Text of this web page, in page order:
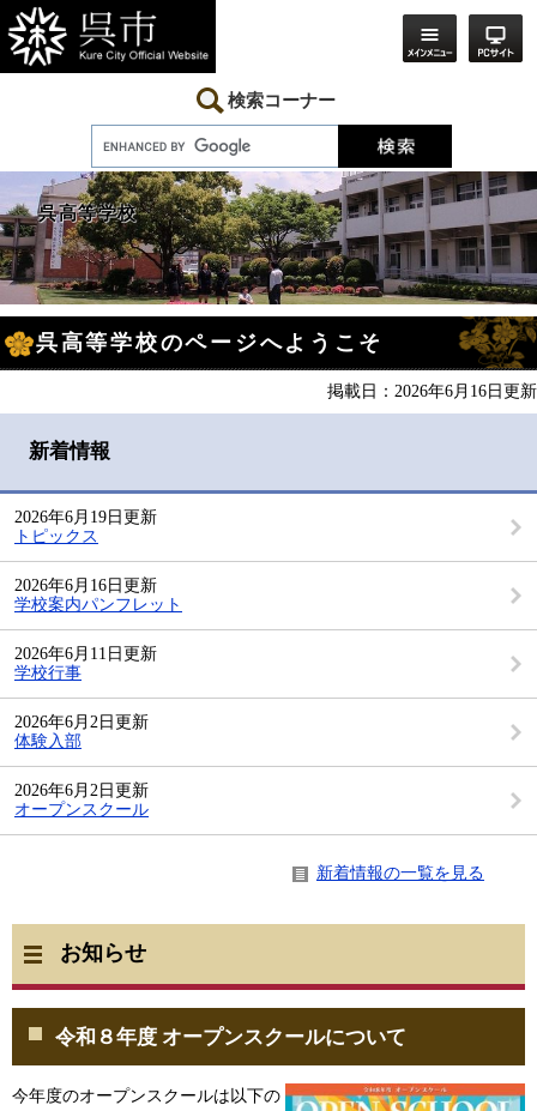
ー
ジ
の
ニ
ュ
ー
本
文
へ
検索コーナー
呉高等学校
文
呉高等学校のページへようこそ
掲載日：2026年6月16日更新
新着情報
2026年6月19日更新
トピックス
2026年6月16日更新
学校案内パンフレット
2026年6月11日更新
学校行事
2026年6月2日更新
体験入部
2026年6月2日更新
オープンスクール
新着情報の一覧を見る
お知らせ
令和８年度 オープンスクールについて
今年度のオープンスクールは以下の